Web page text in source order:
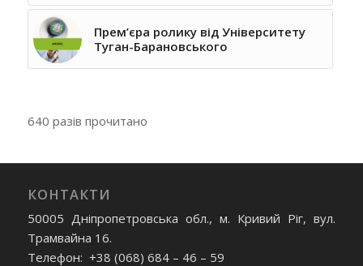
Прем’єра ролику від Університету
Туган-Барановського
640 разів прочитано
КОНТАКТИ
50005 Дніпропетровська обл., м. Кривий Ріг, вул.
Трамвайна 16.
Телефон: +38 (068) 684 – 46 – 59